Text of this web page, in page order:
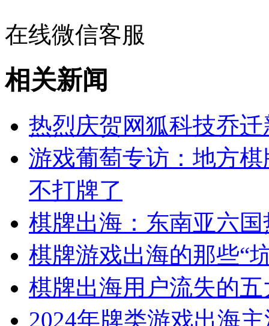
在线微信客服
相关新闻
热烈庆贺网狐科技乔迁
游戏葡萄专访：地方
不打牌了
棋牌出海：东南亚六
棋牌游戏出海的那些“
棋牌出海用户流失的
2024年牌类游戏出海